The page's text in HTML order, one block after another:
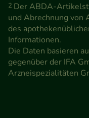
2 Der ABDA-
und Abrechnung
des
Informationen.
Die Daten basieren
gegenüber der IFA
Arzneispezialitäten